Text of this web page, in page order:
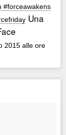
#forceawakens
Una
2015 alle ore